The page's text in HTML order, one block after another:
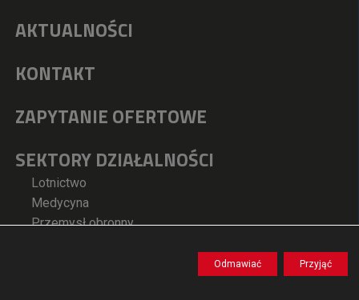
AKTUALNOŚCI
KONTAKT
ZAPYTANIE OFERTOWE
SEKTORY DZIAŁALNOŚCI
Lotnictwo
Medycyna
Przemysł obronny
Przyjąć
Odmawiać